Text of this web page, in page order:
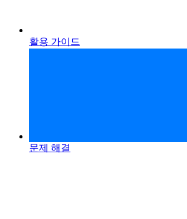
활용 가이드
문제 해결